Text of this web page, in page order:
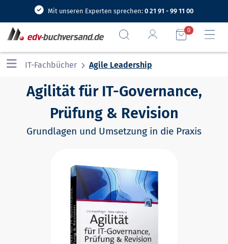
Mit unseren Experten sprechen: 0 21 91 - 99 11 00
0
IT-Fachbücher Agile Leadership
Agilität für IT-Governance,
Prüfung & Revision
Grundlagen und Umsetzung in die Praxis